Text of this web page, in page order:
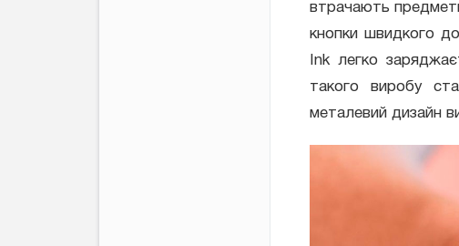
втрачають
кнопки швидкого
Ink легко
такого виробу
металевий дизайн